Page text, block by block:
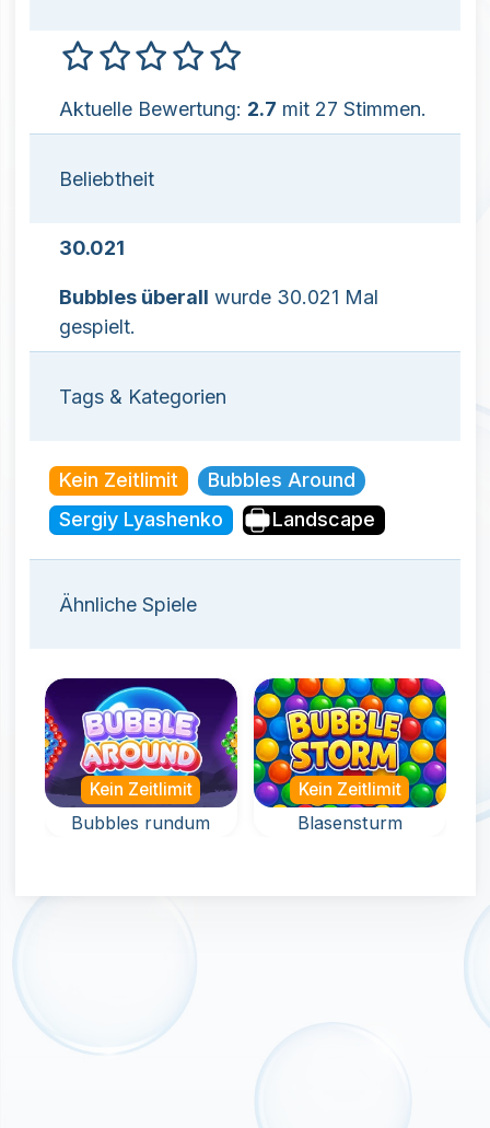
Aktuelle Bewertung: 2.7 mit 27 Stimmen.
Beliebtheit
30.021
Bubbles überall wurde 30.021 Mal
gespielt.
Tags & Kategorien
Kein Zeitlimit
Bubbles Around
Sergiy Lyashenko
Landscape
Ähnliche Spiele
Bubbles rundum
Kein Zeitlimit
Blasensturm
Kein Zeitlimit
Made with